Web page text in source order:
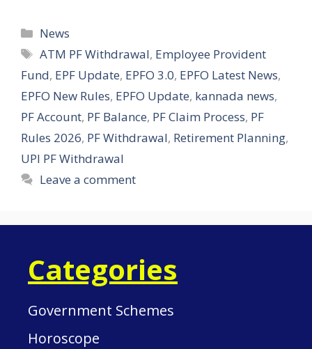
Categories
News
Tags
ATM PF Withdrawal, Employee Provident
Fund, EPF Update, EPFO 3.0, EPFO Latest News,
EPFO New Rules, EPFO Update, kannada news,
PF Account, PF Balance, PF Claim Process, PF
Rules 2026, PF Withdrawal, Retirement Planning,
UPI PF Withdrawal
Leave a comment
Categories
Government Schemes
Horoscope